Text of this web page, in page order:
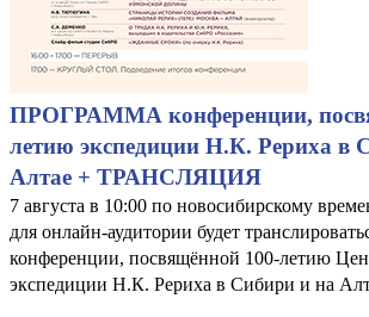
ПРОГРАММА конференции,
летию экспедиции Н.К. Рериха в
Алтае + ТРАНСЛЯЦИЯ
7 августа в 10:00 по новосибирскому
для онлайн-аудитории будет
конференции, посвящённой 100-летию
экспедиции Н.К. Рериха в Сибири и на